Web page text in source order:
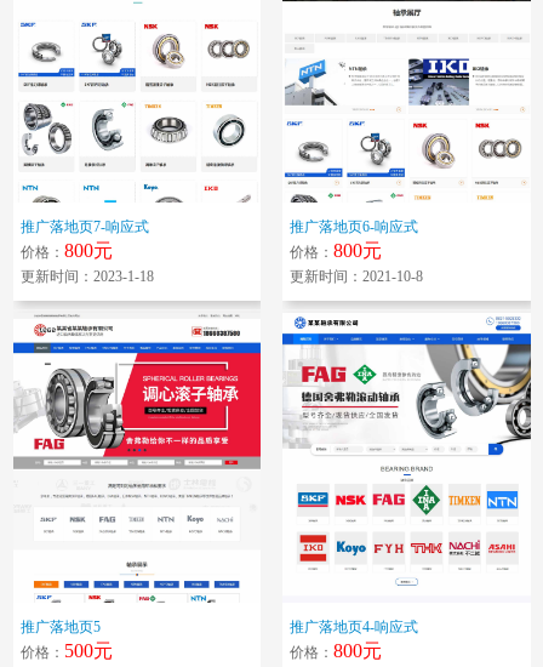
推广落地页7-响应式
价格： 800元
更新时间：2023-1-18
推广落地页6-响应式
价格：800元
更新时间：2021-10-8
推广落地页5
价格： 500元
推广落地页4-响应式
价格：800元